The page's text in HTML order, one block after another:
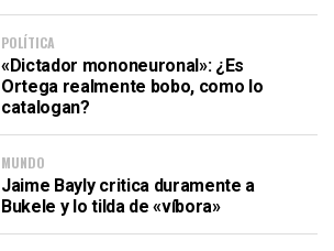
POLÍTICA
«Dictador mononeuronal»: ¿Es
Ortega realmente bobo, como lo
catalogan?
MUNDO
Jaime Bayly critica duramente a
Bukele y lo tilda de «víbora»